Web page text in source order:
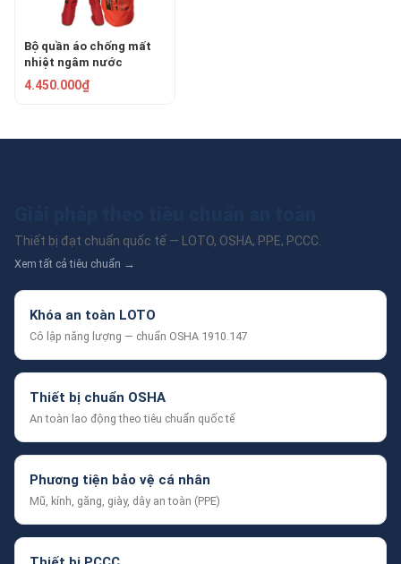
Bộ quần áo chống mất
nhiệt ngâm nước
LALIZAS 70455
4.450.000₫
Thiết bị đạt chuẩn quốc tế — LOTO, OSHA, PPE, PCCC.
Xem tất cả tiêu chuẩn →
Khóa an toàn LOTO
Cô lập năng lượng — chuẩn OSHA 1910.147
Thiết bị chuẩn OSHA
An toàn lao động theo tiêu chuẩn quốc tế
Phương tiện bảo vệ cá nhân
Mũ, kính, găng, giày, dây an toàn (PPE)